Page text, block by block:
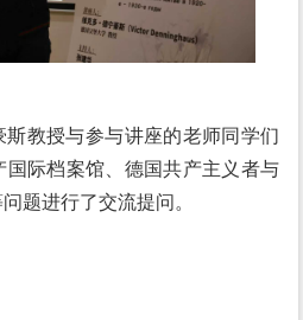
教授与参与讲座的老师同学们
国际档案馆、德国共产主义者与
题进行了交流提问。